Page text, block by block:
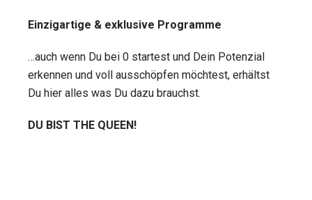
Einzigartige & exklusive Programme
…auch wenn Du bei 0 startest und Dein Potenzial
erkennen und voll ausschöpfen möchtest, erhältst
Du hier alles was Du dazu brauchst.
DU BIST THE QUEEN!